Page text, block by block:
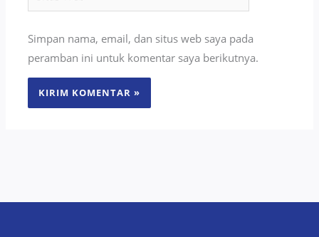
Web
Simpan nama, email, dan situs web saya pada
peramban ini untuk komentar saya berikutnya.